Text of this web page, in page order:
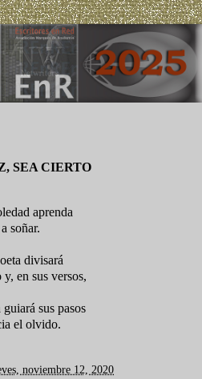
SEA CIERTO
aprenda
a soñar.
divisará
en sus versos,
sus pasos
el olvido.
noviembre 12, 2020